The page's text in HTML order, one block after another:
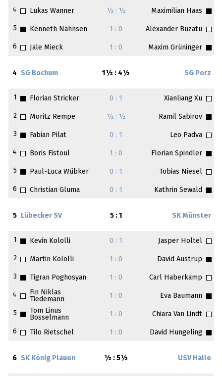
4 Lukas Wanner ½ : ½ Maximilian Haas
5 Kenneth Nahnsen 1 : 0 Alexander Buzatu
6 Jale Mieck 1 : 0 Maxim Grüninger
4 SG Bochum 1½ : 4½ SG Porz
1 Florian Stricker 0 : 1 Xianliang Xu
2 Moritz Rempe ½ : ½ Ramil Sabirov
3 Fabian Pilat 0 : 1 Leo Padva
4 Boris Fistoul 1 : 0 Florian Spindler
5 Paul-Luca Wübker 0 : 1 Tobias Niesel
6 Christian Gluma 0 : 1 Kathrin Sewald
5 Lübecker SV 5 : 1 SK Münster
1 Kevin Kololli 0 : 1 Jasper Holtel
2 Martin Kololli 1 : 0 David Austrup
3 Tigran Poghosyan 1 : 0 Carl Haberkamp
4
Fin Niklas
Tiedemann
1 : 0 Eva Baumann
5
Tom Linus
Bosselmann
1 : 0 Chiara Van Lindt
6 Tilo Rietschel 1 : 0 David Hungeling
6 SK König Plauen ½ : 5½ USV Halle